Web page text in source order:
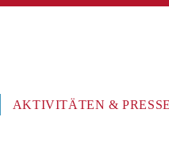
AKTIVITÄTEN & PRESSE